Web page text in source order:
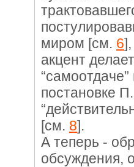
миром [см. 6
акцент
постановке
[см. 8].
А теперь -
обсуждения,